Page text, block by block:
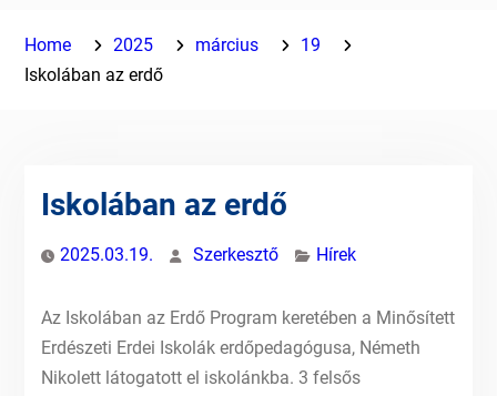
Home 2025 március
19
Iskolában az erdő
Iskolában az erdő
2025.03.19. Szerkesztő Hírek
Az Iskolában az Erdő Program keretében a Minősített
Erdészeti Erdei Iskolák erdőpedagógusa, Németh
Nikolett látogatott el iskolánkba. 3 felsős